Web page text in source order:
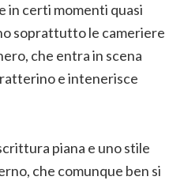
in certi momenti quasi
soprattutto le cameriere
che entra in scena
e intenerisce
piana e uno stile
che comunque ben si